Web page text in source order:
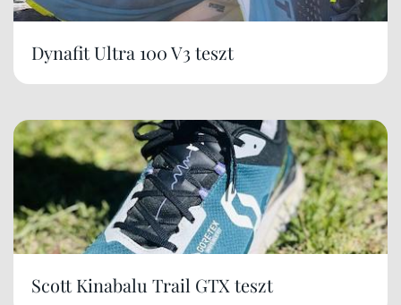
Dynafit Ultra 100 V3 teszt
Scott Kinabalu Trail GTX teszt